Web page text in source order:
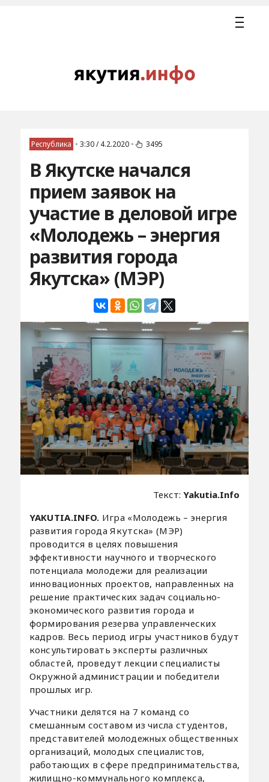
Республика • 3:30 / 4.2.2020 • 3495
В Якутске начался
прием заявок на
участие в деловой игре
«Молодежь – энергия
развития города
Якутска» (МЭР)
Текст:Yakutia.Info
YAKUTIA.INFO. Игра «Молодежь – энергия
развития города Якутска» (МЭР)
проводится в целях повышения
эффективности научного и творческого
потенциала молодежи для реализации
инновационных проектов, направленных на
решение практических задач социально-
экономического развития города и
формирования резерва управленческих
кадров. Весь период игры участников будут
консультировать эксперты различных
областей, проведут лекции специалисты
Окружной администрации и победители
прошлых игр.
Участники делятся на 7 команд со
смешанным составом из числа студентов,
представителей молодежных общественных
организаций, молодых специалистов,
работающих в сфере предпринимательства,
жилищно-коммунального комплекса,